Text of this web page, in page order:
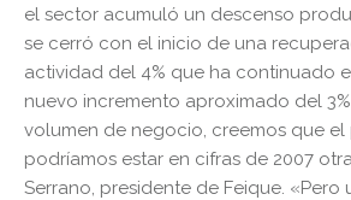
el sector acumuló un descenso
se cerró con el inicio de una
actividad del 4% que ha continuado
nuevo incremento aproximado del
volumen de negocio, creemos que el
podríamos estar en cifras de 2007
Serrano, presidente de Feique. «Pero